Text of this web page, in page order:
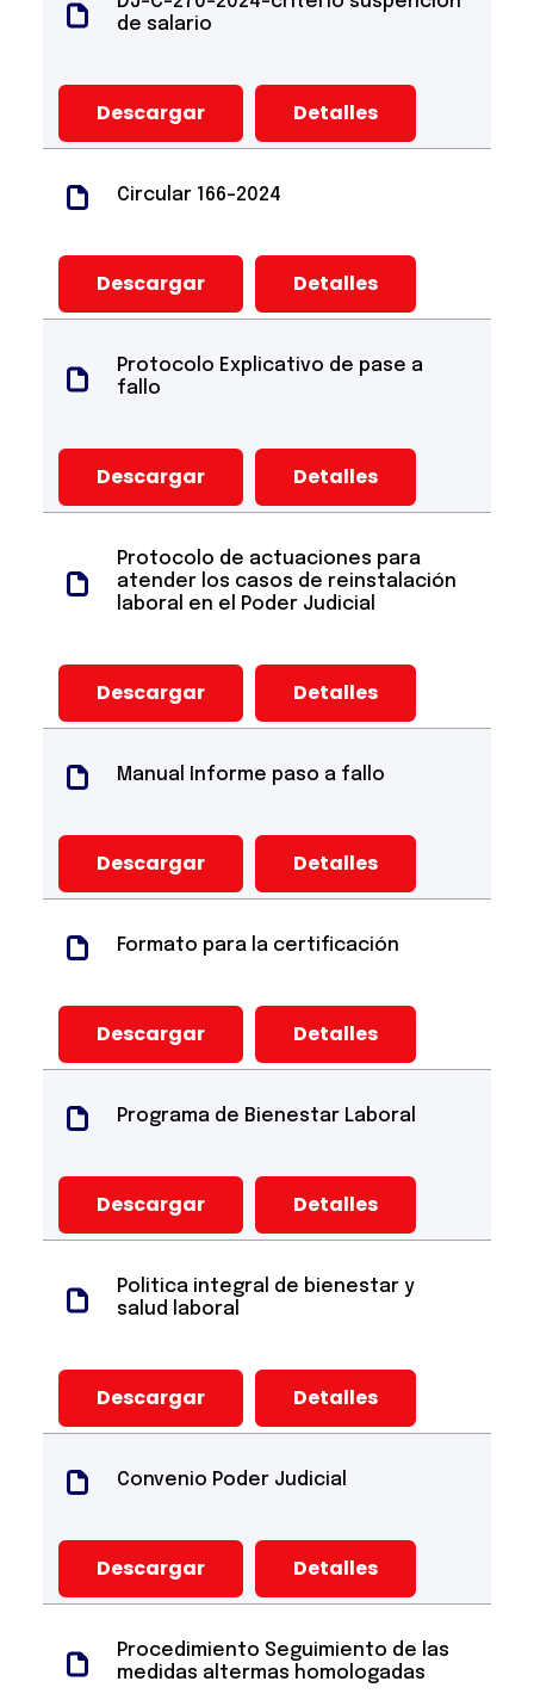
de salario
Descargar Detalles
Circular 166-2024
Descargar Detalles
Protocolo Explicativo de pase a
fallo
Descargar Detalles
Protocolo de actuaciones para
atender los casos de reinstalación
laboral en el Poder Judicial
Descargar Detalles
Manual Informe paso a fallo
Descargar Detalles
Formato para la certificación
Descargar Detalles
Programa de Bienestar Laboral
Descargar Detalles
Politica integral de bienestar y
salud laboral
Descargar Detalles
Convenio Poder Judicial
Descargar Detalles
Procedimiento Seguimiento de las
medidas altermas homologadas